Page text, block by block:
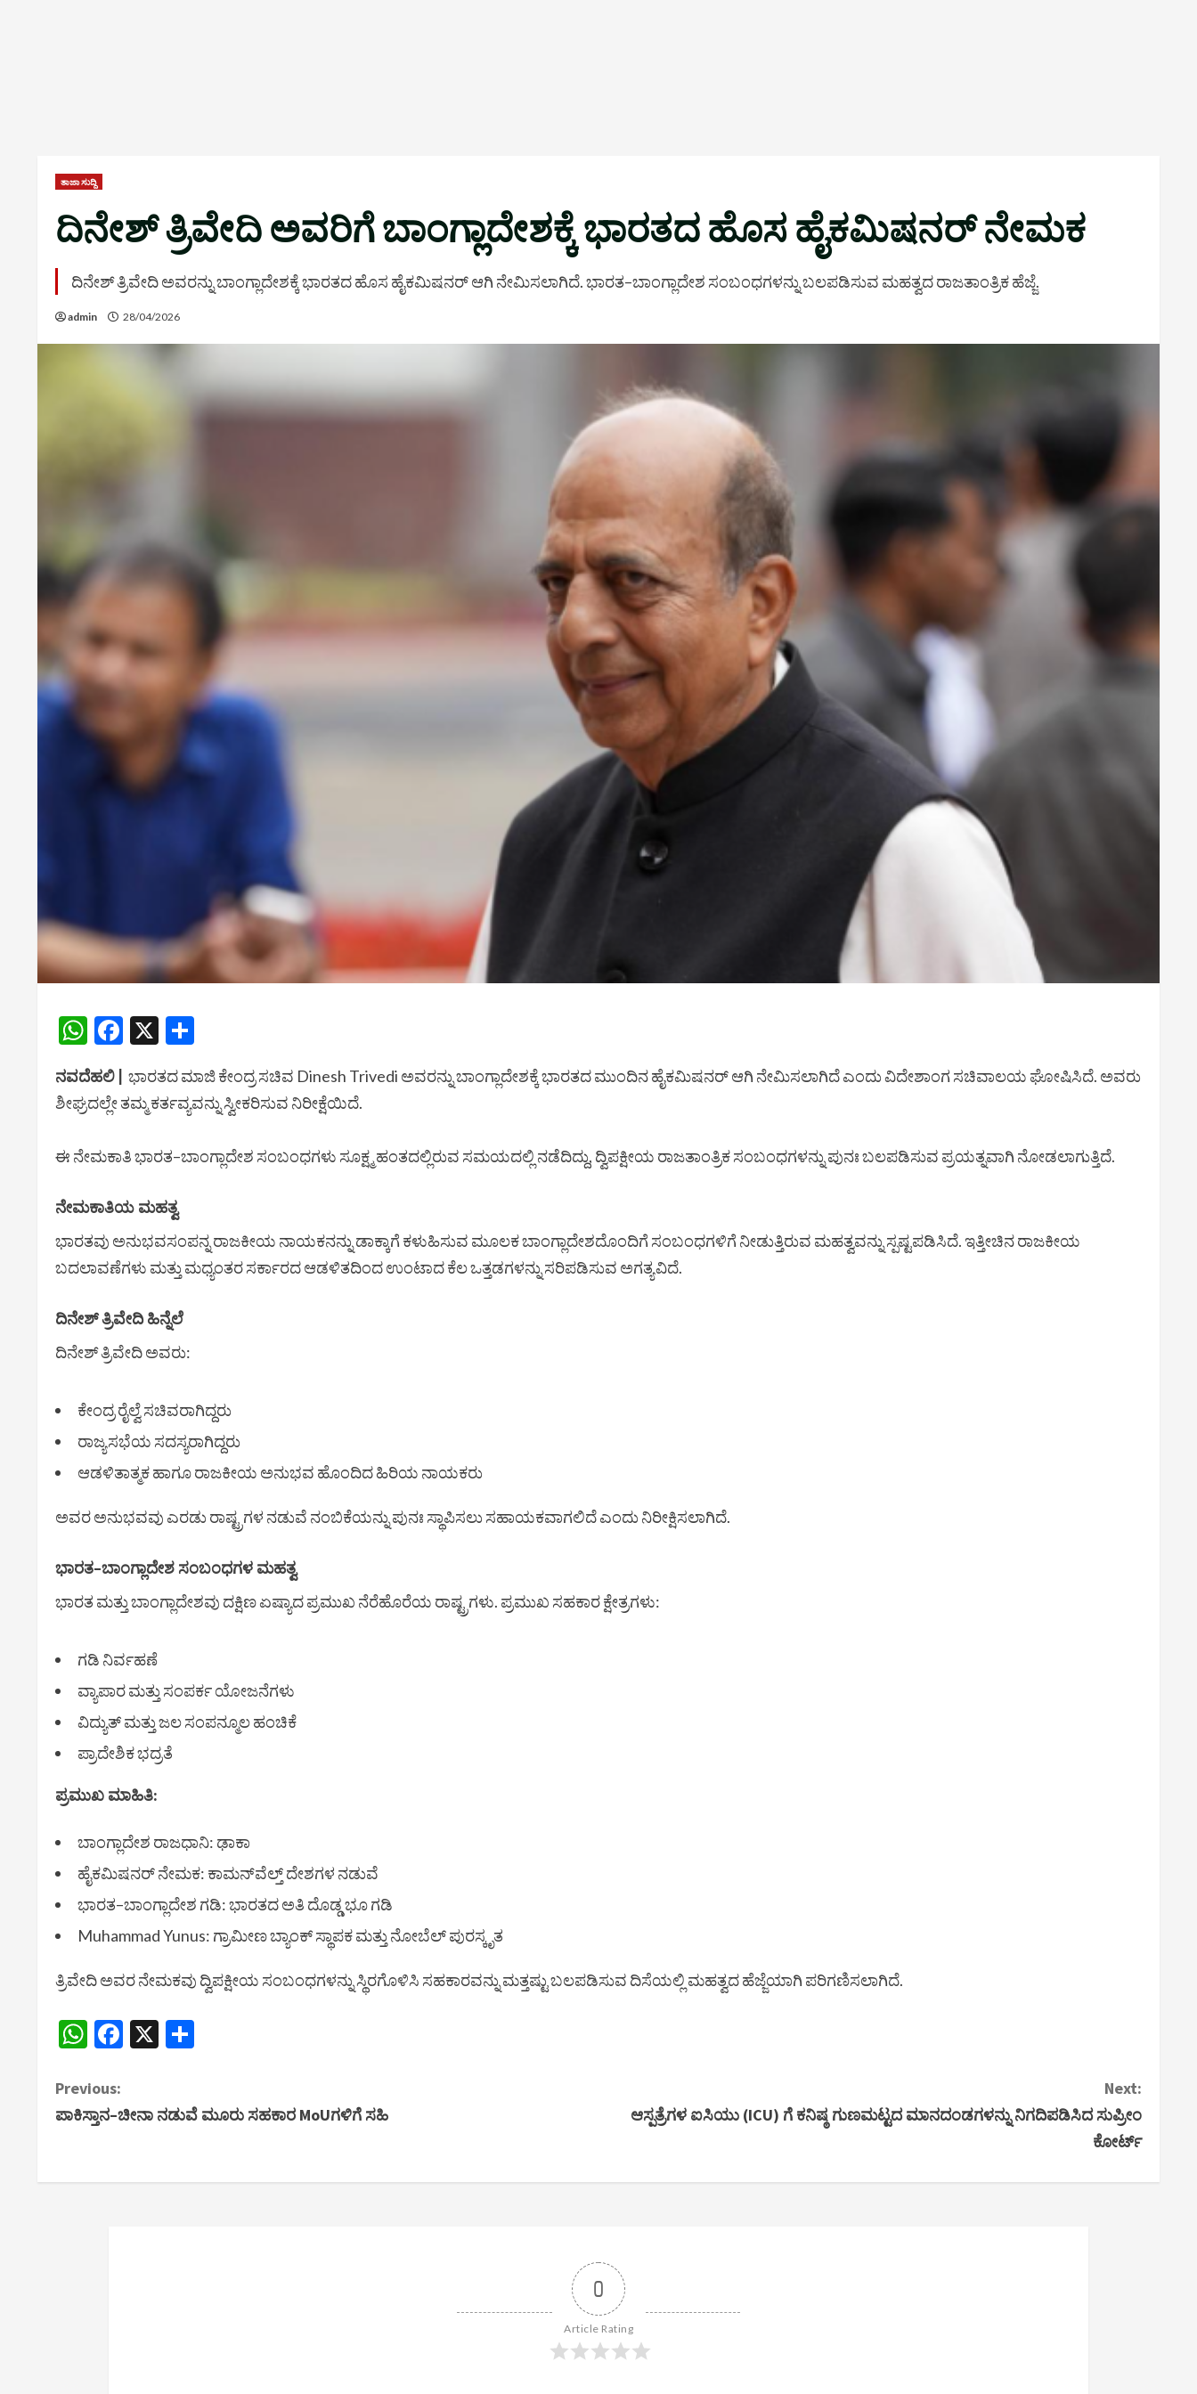
ತಾಜಾ ಸುದ್ದಿ
ದಿನೇಶ್ ತ್ರಿವೇದಿ ಅವರಿಗೆ ಬಾಂಗ್ಲಾದೇಶಕ್ಕೆ ಭಾರತದ ಹೊಸ ಹೈಕಮಿಷನರ್ ನೇಮಕ
ದಿನೇಶ್ ತ್ರಿವೇದಿ ಅವರನ್ನು ಬಾಂಗ್ಲಾದೇಶಕ್ಕೆ ಭಾರತದ ಹೊಸ ಹೈಕಮಿಷನರ್ ಆಗಿ ನೇಮಿಸಲಾಗಿದೆ. ಭಾರತ–ಬಾಂಗ್ಲಾದೇಶ ಸಂಬಂಧಗಳನ್ನು ಬಲಪಡಿಸುವ ಮಹತ್ವದ ರಾಜತಾಂತ್ರಿಕ ಹೆಜ್ಜೆ.
admin 28/04/2026
WhatsApp
Facebook
X
ನವದೆಹಲಿ | ಭಾರತದ ಮಾಜಿ ಕೇಂದ್ರ ಸಚಿವ Dinesh Trivedi ಅವರನ್ನು ಬಾಂಗ್ಲಾದೇಶಕ್ಕೆ ಭಾರತದ ಮುಂದಿನ ಹೈಕಮಿಷನರ್ ಆಗಿ ನೇಮಿಸಲಾಗಿದೆ ಎಂದು ವಿದೇಶಾಂಗ ಸಚಿವಾಲಯ ಘೋಷಿಸಿದೆ. ಅವರು
ಶೀಘ್ರದಲ್ಲೇ ತಮ್ಮ ಕರ್ತವ್ಯವನ್ನು ಸ್ವೀಕರಿಸುವ ನಿರೀಕ್ಷೆಯಿದೆ.
ಈ ನೇಮಕಾತಿ ಭಾರತ–ಬಾಂಗ್ಲಾದೇಶ ಸಂಬಂಧಗಳು ಸೂಕ್ಷ್ಮ ಹಂತದಲ್ಲಿರುವ ಸಮಯದಲ್ಲಿ ನಡೆದಿದ್ದು, ದ್ವಿಪಕ್ಷೀಯ ರಾಜತಾಂತ್ರಿಕ ಸಂಬಂಧಗಳನ್ನು ಪುನಃ ಬಲಪಡಿಸುವ ಪ್ರಯತ್ನವಾಗಿ ನೋಡಲಾಗುತ್ತಿದೆ.
ನೇಮಕಾತಿಯ ಮಹತ್ವ
ಭಾರತವು ಅನುಭವಸಂಪನ್ನ ರಾಜಕೀಯ ನಾಯಕನನ್ನು ಡಾಕ್ಕಾಗೆ ಕಳುಹಿಸುವ ಮೂಲಕ ಬಾಂಗ್ಲಾದೇಶದೊಂದಿಗೆ ಸಂಬಂಧಗಳಿಗೆ ನೀಡುತ್ತಿರುವ ಮಹತ್ವವನ್ನು ಸ್ಪಷ್ಟಪಡಿಸಿದೆ. ಇತ್ತೀಚಿನ ರಾಜಕೀಯ
ಬದಲಾವಣೆಗಳು ಮತ್ತು ಮಧ್ಯಂತರ ಸರ್ಕಾರದ ಆಡಳಿತದಿಂದ ಉಂಟಾದ ಕೆಲ ಒತ್ತಡಗಳನ್ನು ಸರಿಪಡಿಸುವ ಅಗತ್ಯವಿದೆ.
ದಿನೇಶ್ ತ್ರಿವೇದಿ ಹಿನ್ನೆಲೆ
ದಿನೇಶ್ ತ್ರಿವೇದಿ ಅವರು:
ಕೇಂದ್ರ ರೈಲ್ವೆ ಸಚಿವರಾಗಿದ್ದರು
ರಾಜ್ಯಸಭೆಯ ಸದಸ್ಯರಾಗಿದ್ದರು
ಆಡಳಿತಾತ್ಮಕ ಹಾಗೂ ರಾಜಕೀಯ ಅನುಭವ ಹೊಂದಿದ ಹಿರಿಯ ನಾಯಕರು
ಅವರ ಅನುಭವವು ಎರಡು ರಾಷ್ಟ್ರಗಳ ನಡುವೆ ನಂಬಿಕೆಯನ್ನು ಪುನಃ ಸ್ಥಾಪಿಸಲು ಸಹಾಯಕವಾಗಲಿದೆ ಎಂದು ನಿರೀಕ್ಷಿಸಲಾಗಿದೆ.
ಭಾರತ–ಬಾಂಗ್ಲಾದೇಶ ಸಂಬಂಧಗಳ ಮಹತ್ವ
ಭಾರತ ಮತ್ತು ಬಾಂಗ್ಲಾದೇಶವು ದಕ್ಷಿಣ ಏಷ್ಯಾದ ಪ್ರಮುಖ ನೆರೆಹೊರೆಯ ರಾಷ್ಟ್ರಗಳು. ಪ್ರಮುಖ ಸಹಕಾರ ಕ್ಷೇತ್ರಗಳು:
ಗಡಿ ನಿರ್ವಹಣೆ
ವ್ಯಾಪಾರ ಮತ್ತು ಸಂಪರ್ಕ ಯೋಜನೆಗಳು
ವಿದ್ಯುತ್ ಮತ್ತು ಜಲ ಸಂಪನ್ಮೂಲ ಹಂಚಿಕೆ
ಪ್ರಾದೇಶಿಕ ಭದ್ರತೆ
ಪ್ರಮುಖ ಮಾಹಿತಿ:
ಬಾಂಗ್ಲಾದೇಶ ರಾಜಧಾನಿ: ಢಾಕಾ
ಹೈಕಮಿಷನರ್ ನೇಮಕ: ಕಾಮನ್‌ವೆಲ್ತ್ ದೇಶಗಳ ನಡುವೆ
ಭಾರತ–ಬಾಂಗ್ಲಾದೇಶ ಗಡಿ: ಭಾರತದ ಅತಿ ದೊಡ್ಡ ಭೂ ಗಡಿ
Muhammad Yunus: ಗ್ರಾಮೀಣ ಬ್ಯಾಂಕ್ ಸ್ಥಾಪಕ ಮತ್ತು ನೋಬೆಲ್ ಪುರಸ್ಕೃತ
ತ್ರಿವೇದಿ ಅವರ ನೇಮಕವು ದ್ವಿಪಕ್ಷೀಯ ಸಂಬಂಧಗಳನ್ನು ಸ್ಥಿರಗೊಳಿಸಿ ಸಹಕಾರವನ್ನು ಮತ್ತಷ್ಟು ಬಲಪಡಿಸುವ ದಿಸೆಯಲ್ಲಿ ಮಹತ್ವದ ಹೆಜ್ಜೆಯಾಗಿ ಪರಿಗಣಿಸಲಾಗಿದೆ.
WhatsApp
Facebook
X
C
o
Previous:
ಪಾಕಿಸ್ತಾನ–ಚೀನಾ ನಡುವೆ ಮೂರು ಸಹಕಾರ MoUಗಳಿಗೆ ಸಹಿ
Next:
ಆಸ್ಪತ್ರೆಗಳ ಐಸಿಯು (ICU) ಗೆ ಕನಿಷ್ಠ ಗುಣಮಟ್ಟದ ಮಾನದಂಡಗಳನ್ನು ನಿಗದಿಪಡಿಸಿದ ಸುಪ್ರೀಂ
ಕೋರ್ಟ್
0
Article Rating